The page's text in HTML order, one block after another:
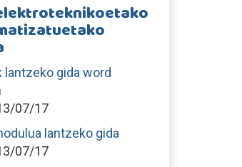
lantzeko gida word
07/17
lantzeko gida
07/17